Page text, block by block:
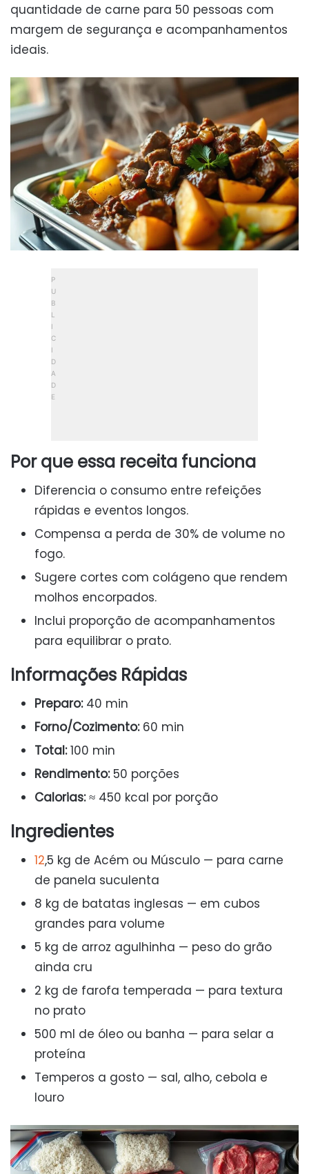
quantidade de carne para 50 pessoas com
margem de segurança e acompanhamentos
ideais.
Por que essa receita funciona
Diferencia o consumo entre refeições
rápidas e eventos longos.
Compensa a perda de 30% de volume no
fogo.
Sugere cortes com colágeno que rendem
molhos encorpados.
Inclui proporção de acompanhamentos
para equilibrar o prato.
Informações Rápidas
Preparo:40 min
Forno/Cozimento:60 min
Total:100 min
Rendimento:50 porções
Calorias:≈ 450 kcal por porção
Ingredientes
12,5 kg de Acém ou Músculo — para carne
de panela suculenta
8 kg de batatas inglesas — em cubos
grandes para volume
5 kg de arroz agulhinha — peso do grão
ainda cru
2 kg de farofa temperada — para textura
no prato
500 ml de óleo ou banha — para selar a
proteína
Temperos a gosto — sal, alho, cebola e
louro